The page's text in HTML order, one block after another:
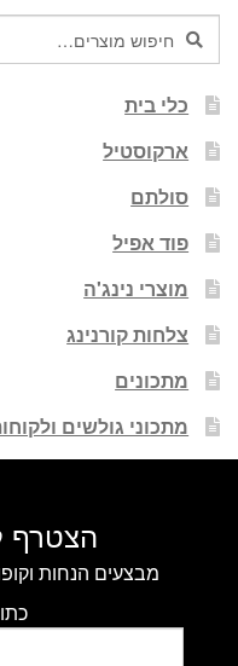
חיפוש
עבור:
חיפוש
כלי בית
ארקוסטיל
סולתם
פוד אפיל
מוצרי נינג'ה
צלחות קורנינג
מתכונים
מתכוני גולשים
הצטרף
מבצעים הנחות